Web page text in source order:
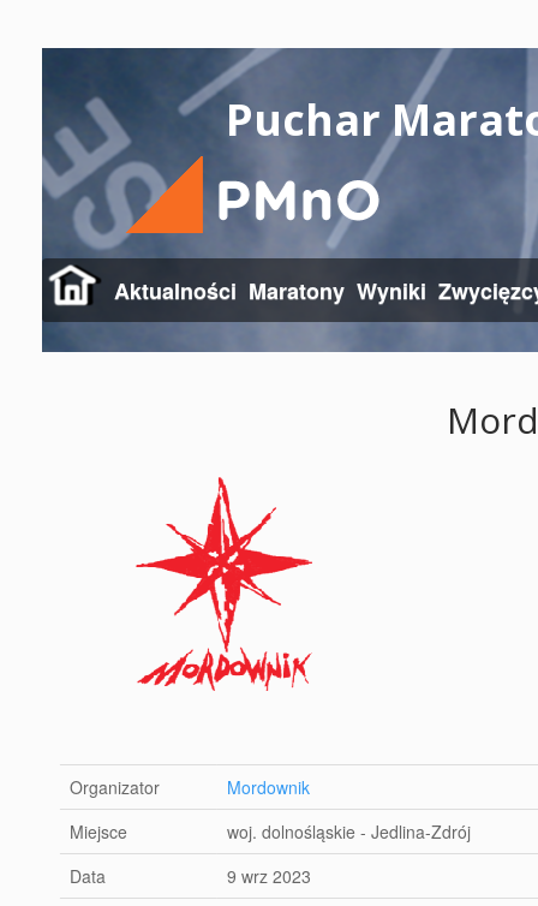
Puchar
Aktualności Maratony Wyniki
Organizator
Mordownik
Miejsce
woj. dolnośląskie - Jedlina-Zdrój
Data
9 wrz 2023